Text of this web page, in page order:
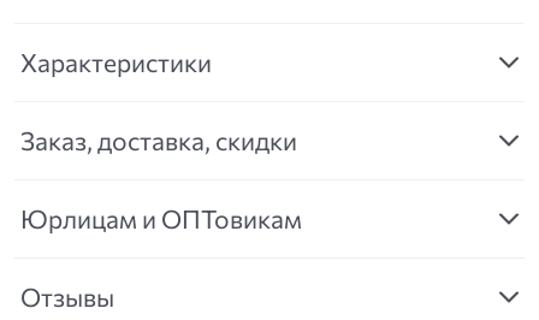
Характеристики
Заказ, доставка, скидки
Юрлицам и ОПТовикам
Отзывы